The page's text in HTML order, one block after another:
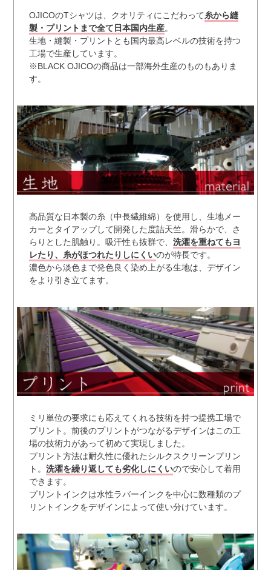
OJICOのTシャツは、クオリティにこだわって糸から縫
製・プリントまで全て日本国内生産。
生地・縫製・プリントとも国内最高レベルの技術を持つ
工場で生産しています。
※BLACK OJICOの商品は一部海外生産のものもありま
す。
高品質な日本製の糸（中長繊維綿）を使用し、生地メー
カーとタイアップして開発した度詰天竺。滑らかで、さ
らりとした肌触り。吸汗性も抜群で、 洗濯を重ねてもヨ
レたり、糸がほつれたりしにくいのが特長です。
濃色から淡色まで発色良く染め上がる生地は、デザイン
をより引き立てます。
ミリ単位の要求にも応えてくれる技術を持つ提携工場で
プリント。前後のプリントがつながるデザインはこの工
場の技術力があって初めて実現しました。
プリント方法は耐久性に優れたシルクスクリーンプリン
ト。 洗濯を繰り返しても劣化しにくいので安心して着用
できます。
プリントインクは水性ラバーインクを中心に数種類のプ
リントインクをデザインによって使い分けています。